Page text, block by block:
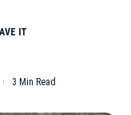
3 Min Read